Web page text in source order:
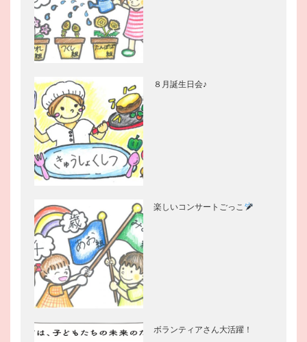
８月誕生日会♪
楽しいコンサートごっこ
ボランティアさん大活躍！